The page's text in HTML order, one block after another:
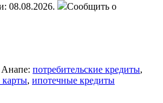
08.08.2026.
Сообщить о
потребительские кредиты,
карты, ипотечные кредиты